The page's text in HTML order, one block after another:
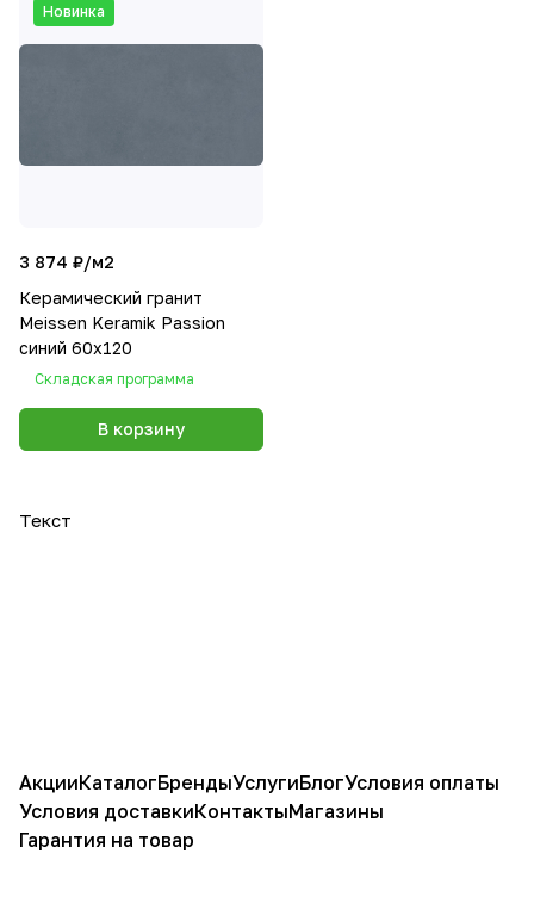
Новинка
3 874 ₽/м2
Керамический гранит
Meissen Keramik Passion
синий 60х120
Складская программа
В корзину
Текст
АкцииКаталогБрендыУслугиБлогУсловия оплаты
Условия доставкиКонтактыМагазины
Гарантия на товар